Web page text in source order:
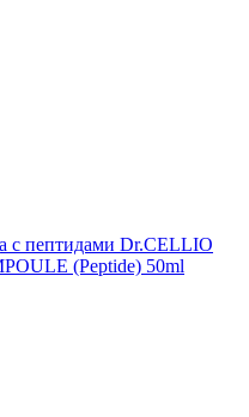
с пептидами Dr.CELLIO
(Peptide) 50ml